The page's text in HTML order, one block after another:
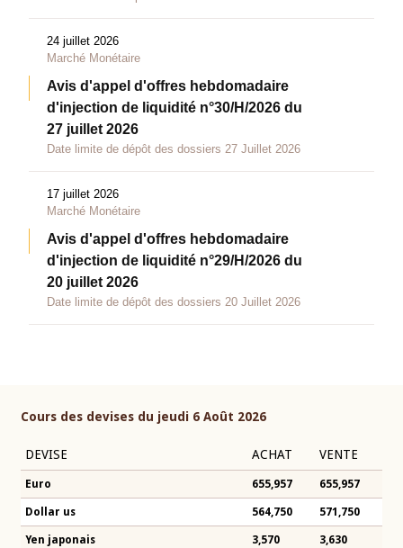
24 juillet 2026
Marché Monétaire
Avis d'appel d'offres hebdomadaire
d'injection de liquidité n°30/H/2026 du
27 juillet 2026
Date limite de dépôt des dossiers 27 Juillet 2026
17 juillet 2026
Marché Monétaire
Avis d'appel d'offres hebdomadaire
d'injection de liquidité n°29/H/2026 du
20 juillet 2026
Date limite de dépôt des dossiers 20 Juillet 2026
Cours des devises du jeudi 6 Août 2026
DEVISE ACHAT VENTE
Euro 655,957 655,957
Dollar us 564,750 571,750
Yen japonais 3,570 3,630